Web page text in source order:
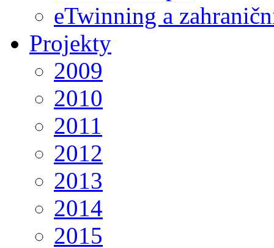
eTwinning a
Projekty
2009
2010
2011
2012
2013
2014
2015